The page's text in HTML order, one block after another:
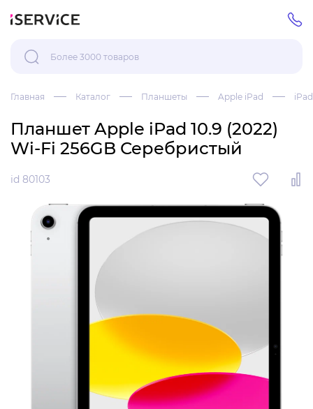
Главная Каталог Планшеты Apple iPad
Планшет Apple iPad 10.9 (2022)
Wi-Fi 256GB Серебристый
id 80103